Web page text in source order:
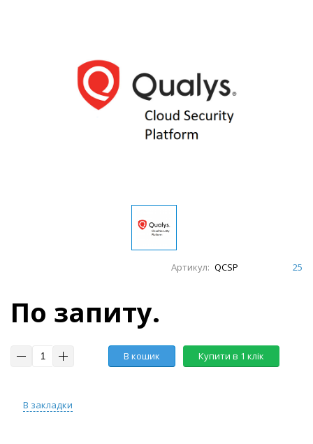
Артикул: QCSP 25
По запиту.
В кошик Купити в 1 клік
В закладки